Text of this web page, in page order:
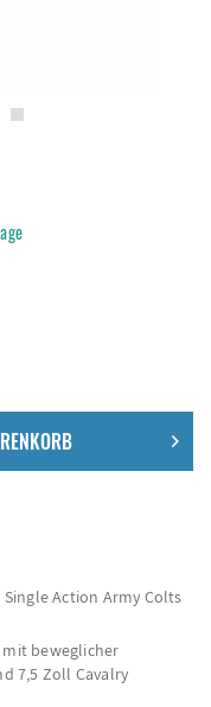
Action Army Colts
mit beweglicher
7,5 Zoll Cavalry